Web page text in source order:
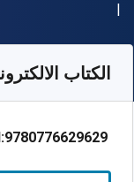
الكتاب
9780776629629